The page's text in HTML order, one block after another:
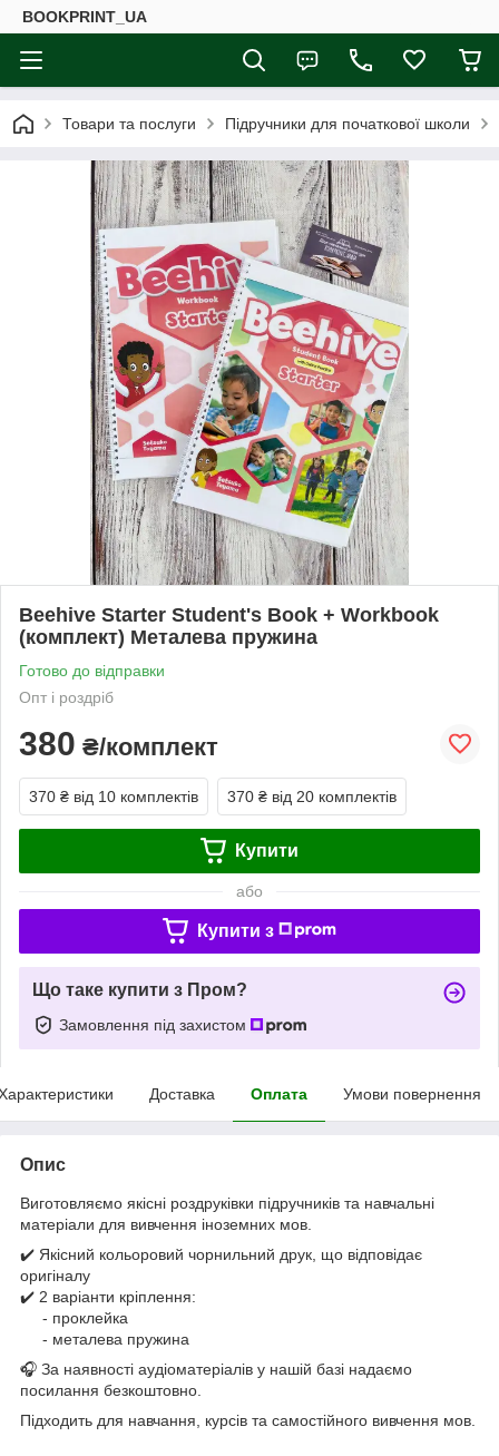
BOOKPRINT_UA
Товари та послуги Підручники для початкової школи
Beehive Starter Student's Book + Workbook
(комплект) Металева пружина
Готово до відправки
Опт і роздріб
380 ₴/комплект
370 ₴ від 10 комплектів 370 ₴ від 20 комплектів
Купити
або
Купити з
Що таке купити з Пром?
Замовлення під захистом
Доставка Оплата Умови повернення
Опис
Виготовляємо якісні роздруківки підручників та навчальні
матеріали для вивчення іноземних мов.
✔️ Якісний кольоровий чорнильний друк, що відповідає
оригіналу
✔️ 2 варіанти кріплення:
- проклейка
- металева пружина
🎧 За наявності аудіоматеріалів у нашій базі надаємо
посилання безкоштовно.
Підходить для навчання, курсів та самостійного вивчення мов.